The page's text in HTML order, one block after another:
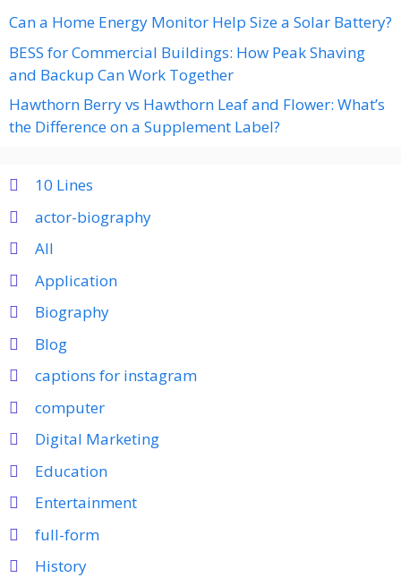
Can a Home Energy Monitor Help Size a Solar Battery?
BESS for Commercial Buildings: How Peak Shaving
and Backup Can Work Together
Hawthorn Berry vs Hawthorn Leaf and Flower: What’s
the Difference on a Supplement Label?
10 Lines
actor-biography
All
Application
Biography
Blog
captions for instagram
computer
Digital Marketing
Education
Entertainment
full-form
History